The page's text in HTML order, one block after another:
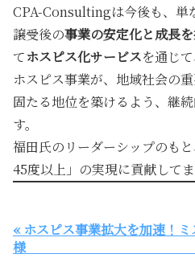
CPA-Consultingは今後も、単
譲受後の事業の安定化と成長
てホスピス化サービスを通じ
ホスピス事業が、地域社会の
固たる地位を築けるよう、継
す。
福田氏のリーダーシップのも
45度以上」 の実現に貢献してま
« ホスピス事業拡大を加速！
様 「ル